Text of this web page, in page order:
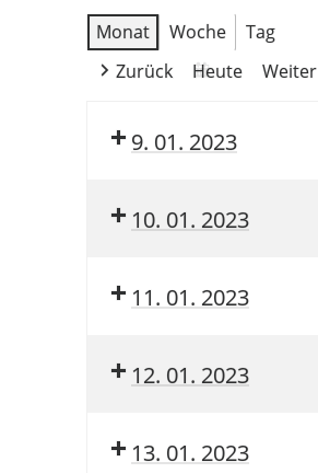
Monat
Woche
Tag
Zurück
Heute Weiter
9. 01. 2023
10. 01. 2023
11. 01. 2023
12. 01. 2023
13. 01. 2023